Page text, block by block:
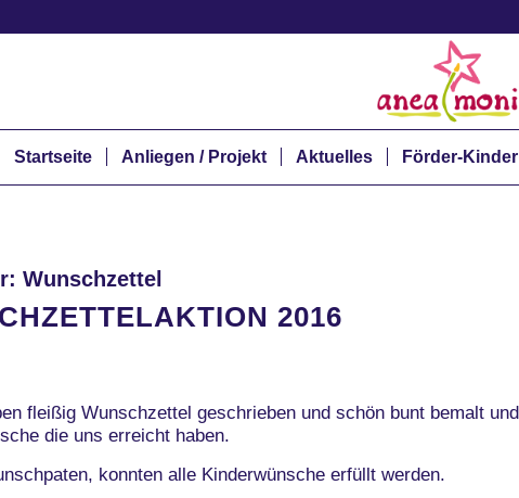
Startseite Anliegen / Projekt Aktuelles Förder-Kinder
Wunschzettel
2016
fleißig Wunschzettel geschrieben und schön bunt bemalt
die uns erreicht haben.
konnten alle Kinderwünsche erfüllt werden.